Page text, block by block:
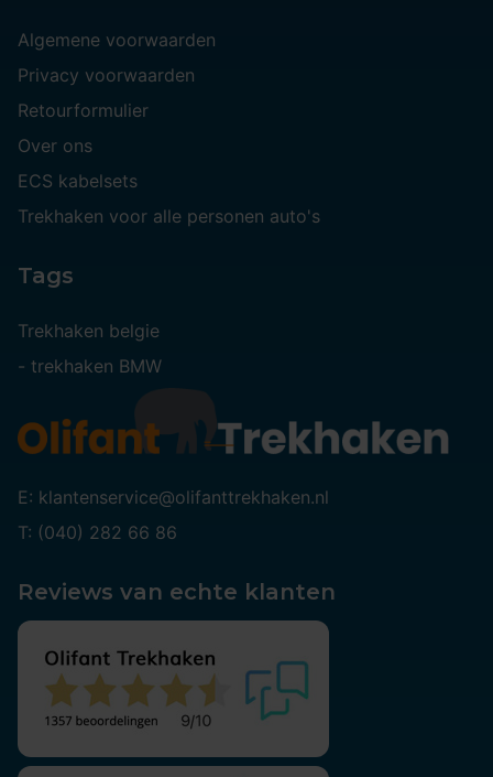
Algemene voorwaarden
Privacy voorwaarden
Retourformulier
Over ons
ECS kabelsets
Trekhaken voor alle personen auto's
Tags
Trekhaken belgie
- trekhaken BMW
E: klantenservice@olifanttrekhaken.nl
T: (040) 282 66 86
Reviews van echte klanten